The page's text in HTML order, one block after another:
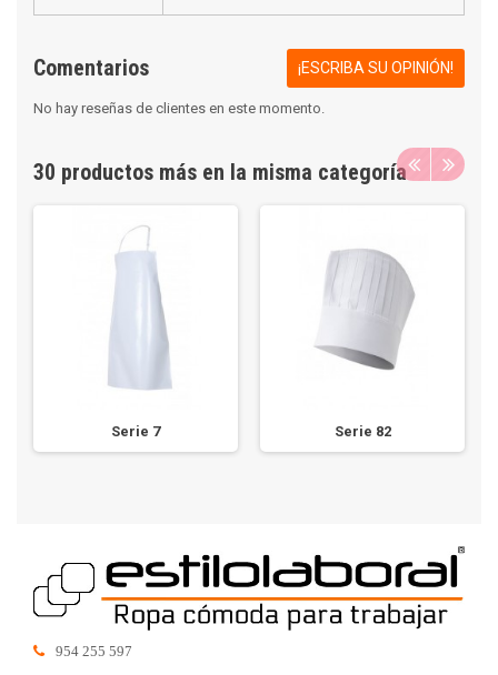
Comentarios ¡ESCRIBA SU OPINIÓN!
No hay reseñas de clientes en este momento.
30 productos más en la misma categoría
Serie 7 Serie 82
954 255 597